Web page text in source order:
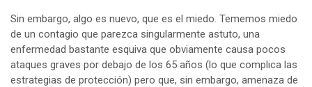
Sin embargo, algo es nuevo, que es el miedo. Tememos miedo
de un contagio que parezca singularmente astuto, una
enfermedad bastante esquiva que obviamente causa pocos
ataques graves por debajo de los 65 años (lo que complica las
estrategias de protección) pero que, sin embargo, amenaza de